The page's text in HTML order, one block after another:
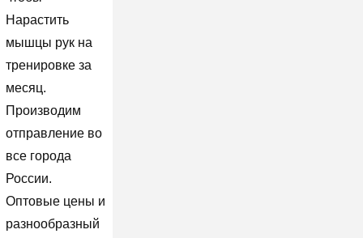
Нарастить
мышцы рук на
тренировке за
месяц.
Производим
отправление во
все города
России.
Оптовые цены и
разнообразный